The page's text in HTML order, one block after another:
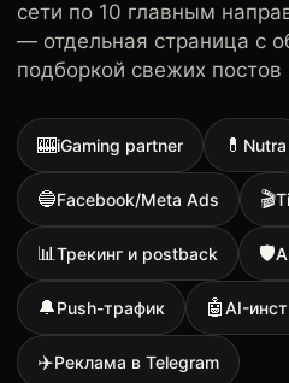
сети по 10 главным
— отдельная страница с
подборкой свежих постов
🎰iGaming partner 💊 Nutra
🔵Facebook/Meta Ads 🎬
📊Трекинг и postback 🛡
🔔Push-трафик 🤖AI-
✈️Реклама в Telegram